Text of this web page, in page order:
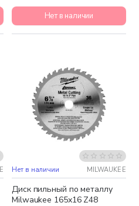
Нет в наличии
Бесплатная доставка
Нет в наличии MILWAUKEE
Диск пильный по металлу
Milwaukee 165х16 Z48